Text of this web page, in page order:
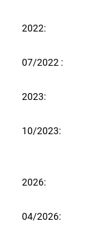
2022:
07/2022 :
2023:
10/2023:
2026:
04/2026: